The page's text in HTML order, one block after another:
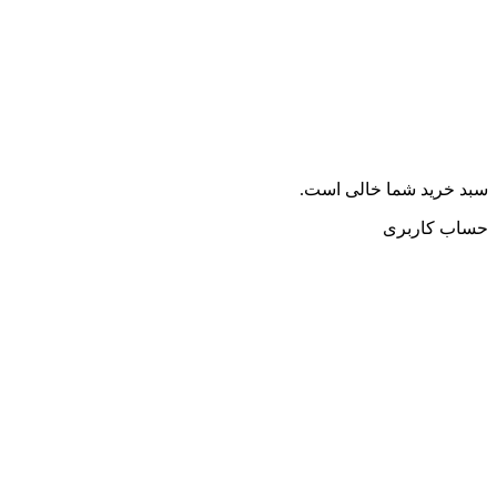
سبد خرید شما خالی است.
حساب کاربری